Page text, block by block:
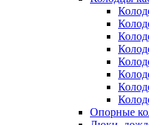
Опорные